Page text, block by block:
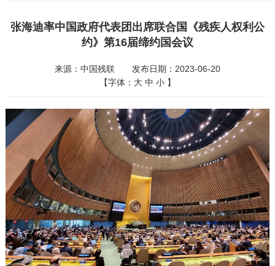
张海迪率中国政府代表团出席联合国《残疾人权利公
约》第16届缔约国会议
来源：中国残联
发布日期：2023-06-20
【字体： 大 中 小 】